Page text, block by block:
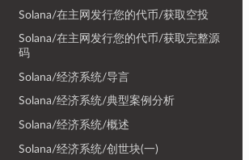
Solana/在主网发行您的代币/获取空投
Solana/在主网发行您的代币/获取完整源
码
Solana/经济系统/导言
Solana/经济系统/典型案例分析
Solana/经济系统/概述
Solana/经济系统/创世块(一)